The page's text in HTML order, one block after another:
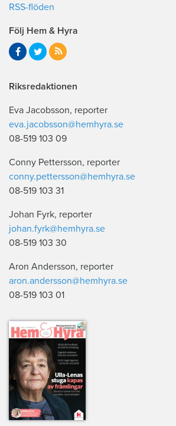
RSS-flöden
Följ Hem & Hyra
Riksredaktionen
Eva Jacobsson, reporter
eva.jacobsson@hemhyra.se
08-519 103 09
Conny Pettersson, reporter
conny.pettersson@hemhyra.se
08-519 103 31
Johan Fyrk, reporter
johan.fyrk@hemhyra.se
08-519 103 30
Aron Andersson, reporter
aron.andersson@hemhyra.se
08-519 103 01